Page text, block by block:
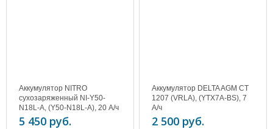
Аккумулятор NITRO
сухозаряженный NI-Y50-
N18L-A, (Y50-N18L-A), 20 А/ч
5 450 руб.
Аккумулятор DELTA AGM CT
1207 (VRLA), (YTX7A-BS), 7
А/ч
2 500 руб.